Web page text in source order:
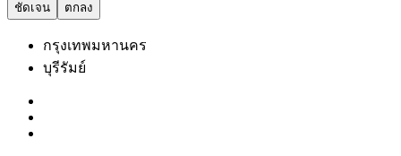
ชัดเจน ตกลง
กรุงเทพมหานคร
บุรีรัมย์